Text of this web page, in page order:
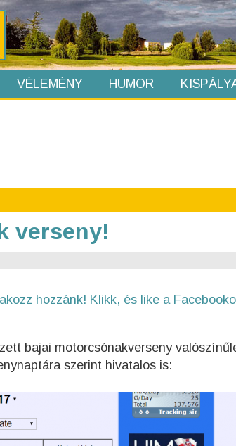
VÉLEMÉNY HUMOR
verseny!
hozzánk! Klikk, és like a
bajai motorcsónakverseny
szerint hivatalos is: